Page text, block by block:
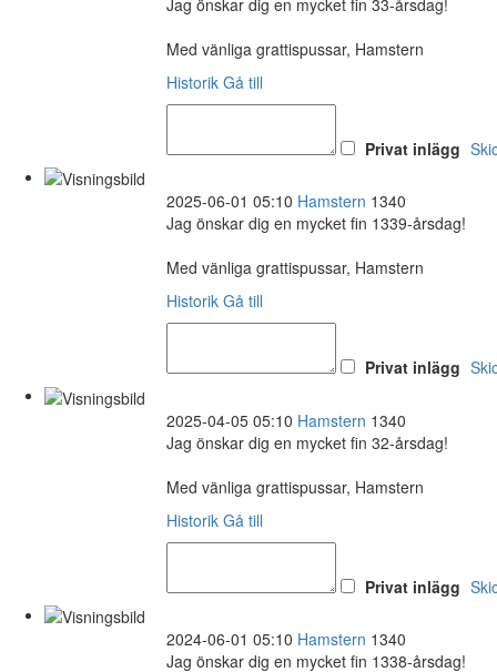
Med vänliga grattispussar, Hamstern
Historik Gå till
Privat inlägg
2025-06-01 05:10 Hamstern 1340
Jag önskar dig en mycket fin 1339-årsdag!
Med vänliga grattispussar, Hamstern
Historik Gå till
Privat inlägg
2025-04-05 05:10 Hamstern 1340
Jag önskar dig en mycket fin 32-årsdag!
Med vänliga grattispussar, Hamstern
Historik Gå till
Privat inlägg
2024-06-01 05:10 Hamstern 1340
Jag önskar dig en mycket fin 1338-årsdag!